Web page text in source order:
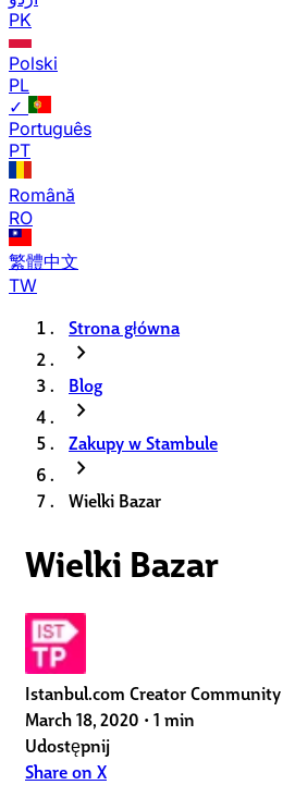
PK
Polski
PL
✓
Português
PT
Română
RO
繁體中文
TW
Strona główna
chevron_right
Blog
chevron_right
Zakupy w Stambule
chevron_right
Wielki Bazar
Wielki Bazar
Istanbul.com Creator Community
March 18, 2020 • 1 min
Udostępnij
Share on X